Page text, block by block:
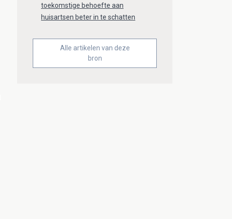
toekomstige behoefte aan
huisartsen beter in te schatten
Alle artikelen van deze
bron